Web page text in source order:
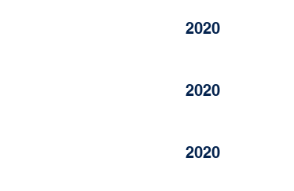
2020
2020
2020